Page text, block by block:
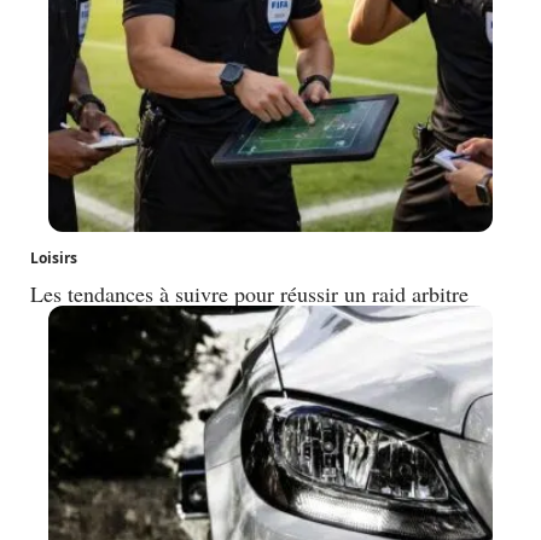
Loisirs
Les tendances à suivre pour réussir un raid arbitre